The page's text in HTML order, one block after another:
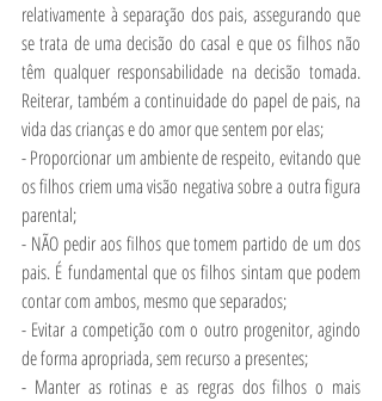
relativamente à separação dos pais, assegurando que
se trata de uma decisão do casal e que os filhos não
têm qualquer responsabilidade na decisão tomada.
Reiterar, também a continuidade do papel de pais, na
vida das crianças e do amor que sentem por elas;
- Proporcionar um ambiente de respeito, evitando que
os filhos criem uma visão negativa sobre a outra figura
parental;
- NÃO pedir aos filhos que tomem partido de um dos
pais. É fundamental que os filhos sintam que podem
contar com ambos, mesmo que separados;
- Evitar a competição com o outro progenitor, agindo
de forma apropriada, sem recurso a presentes;
- Manter as rotinas e as regras dos filhos o mais